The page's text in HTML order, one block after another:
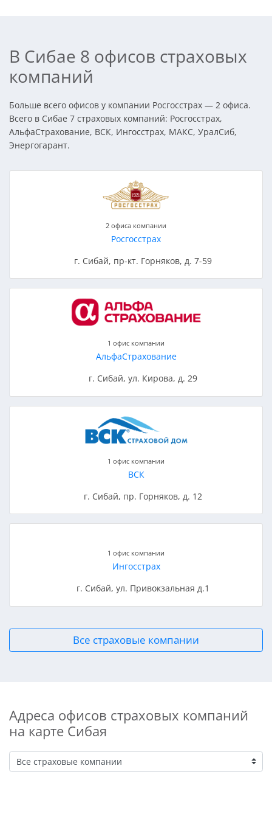
В Сибае 8 офисов страховых
компаний
Больше всего офисов у компании Росгосстрах — 2 офиса.
Всего в Сибае 7 страховых компаний: Росгосстрах,
АльфаСтрахование, ВСК, Ингосстрах, МАКС, УралСиб,
Энергогарант.
2 офиса компании
Росгосстрах
г. Сибай, пр-кт. Горняков, д. 7-59
1 офис компании
АльфаСтрахование
г. Сибай, ул. Кирова, д. 29
1 офис компании
ВСК
г. Сибай, пр. Горняков, д. 12
1 офис компании
Ингосстрах
г. Сибай, ул. Привокзальная д.1
Все страховые компании
Адреса офисов страховых компаний
на карте Сибая